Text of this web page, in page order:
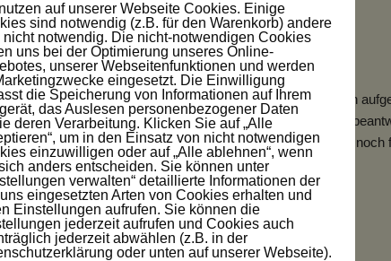
lange halten, denn der Regen oder die Erdkrümel müssen
in die Konstruktion getuckert wird, ist auch diese Frage
noch schnell zugeschnitten. Den Überhang kann ich sogar noch
ein Vergnügen, das sich auch preislich lohnt.
Wetter
auf unserer Webseite Cookies. Einige
sind notwendig (z.B. für den Warenkorb) andere
nicht notwendig. Die nicht-notwendigen Cookies
uns bei der Optimierung unseres Online-
unserer Webseitenfunktionen und werden
eingesetzt. Die Einwilligung
die Speicherung von Informationen auf Ihrem
das Auslesen personenbezogener Daten
deren Verarbeitung. Klicken Sie auf „Alle
um in den Einsatz von nicht notwendigen
einzuwilligen oder auf „Alle ablehnen“, wenn
anders entscheiden. Sie können unter
verwalten“ detaillierte Informationen der
eingesetzten Arten von Cookies erhalten und
Einstellungen aufrufen. Sie können die
jederzeit aufrufen und Cookies auch
jederzeit abwählen (z.B. in der
oder unten auf unserer Webseite).